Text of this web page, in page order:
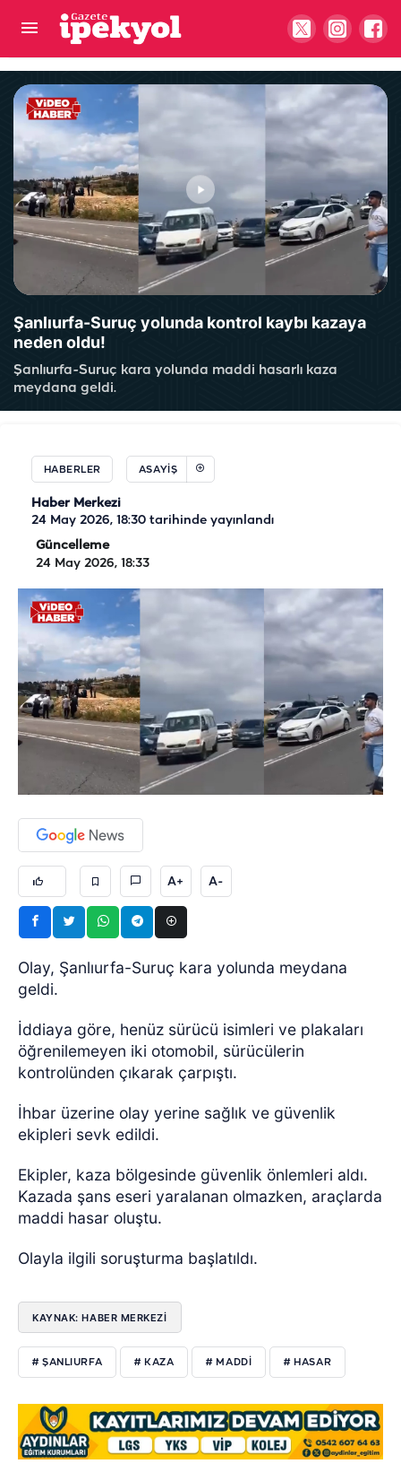
Şanlıurfa-Suruç yolunda kontrol kaybı kazaya
neden oldu!
Şanlıurfa-Suruç kara yolunda maddi hasarlı kaza
meydana geldi.
HABERLER ASAYIŞ
Haber Merkezi
24 May 2026, 18:30 tarihinde yayınlandı
Güncelleme
24 May 2026, 18:33
A+ A-
Olay, Şanlıurfa-Suruç kara yolunda meydana
geldi.
İddiaya göre, henüz sürücü isimleri ve plakaları
öğrenilemeyen iki otomobil, sürücülerin
kontrolünden çıkarak çarpıştı.
İhbar üzerine olay yerine sağlık ve güvenlik
ekipleri sevk edildi.
Ekipler, kaza bölgesinde güvenlik önlemleri aldı.
Kazada şans eseri yaralanan olmazken, araçlarda
maddi hasar oluştu.
Olayla ilgili soruşturma başlatıldı.
KAYNAK: HABER MERKEZİ
# ŞANLIURFA # KAZA # MADDİ # HASAR
Şanlıurfa’da evin çatısı alevlere teslim oldu!
Ekipler seferber oldu